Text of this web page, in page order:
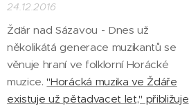
24.12.2016
Žďár nad Sázavou - Dnes už
několikátá generace muzikantů se
věnuje hraní ve folklorní Horácké
muzice."Horácká muzika ve Ždáře
existuje už pětadvacet let," přibližuje